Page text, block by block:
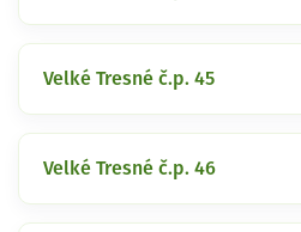
Velké Tresné č.p. 45
Velké Tresné č.p. 46